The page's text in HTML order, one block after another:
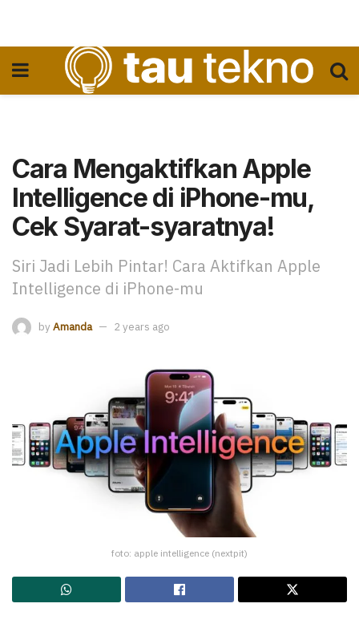
Cara Mengaktifkan Apple
Intelligence di iPhone-mu,
Cek Syarat-syaratnya!
Siri Jadi Lebih Pintar! Cara Aktifkan Apple
Intelligence di iPhone-mu
by Amanda 2 years ago
foto: apple intelligence (nextpit)